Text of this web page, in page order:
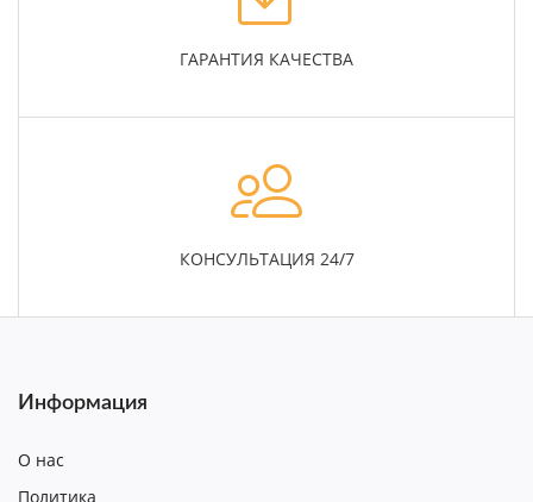
ГАРАНТИЯ КАЧЕСТВА
КОНСУЛЬТАЦИЯ 24/7
Информация
О нас
Политика